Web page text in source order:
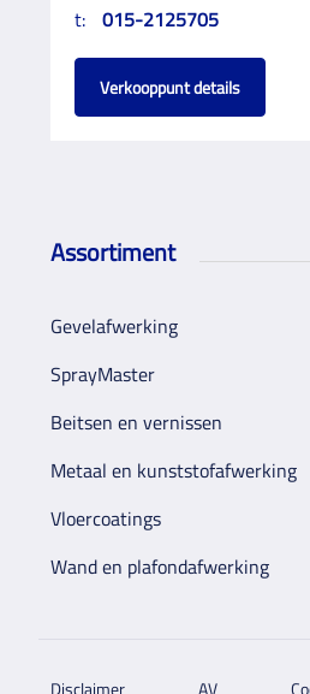
t: 015-2125705
Verkooppunt details
Assortiment
Gevelafwerking
SprayMaster
Beitsen en vernissen
Metaal en kunststofafwerking
Vloercoatings
Wand en plafondafwerking
Disclaimer AV